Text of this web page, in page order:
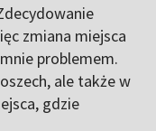
zmiana miejsca
problemem.
ale także w
gdzie